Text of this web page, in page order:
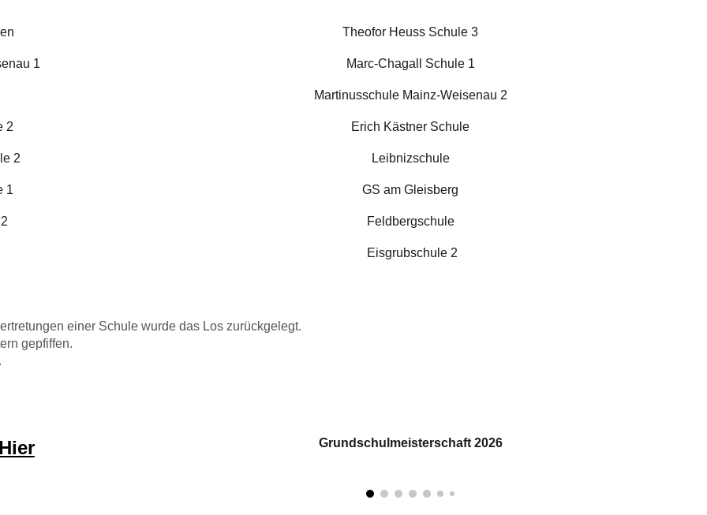
1
2
2
1
Theofor Heuss Schule 3
Marc-Chagall Schule 1
Martinusschule Mainz-Weisenau 2
Erich Kästner Schule
Leibnizschule
GS am Gleisberg
Feldbergschule
Eisgrubschule 2
einer Schule wurde das Los zurückgelegt.
gepfiffen.
Hier Grundschulmeisterschaft 2026